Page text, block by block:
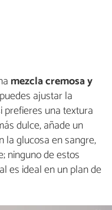
mezcla cremosa y
ajustar la
prefieres una textura
dulce, añade un
la glucosa en sangre,
ninguno de estos
es ideal en un plan de